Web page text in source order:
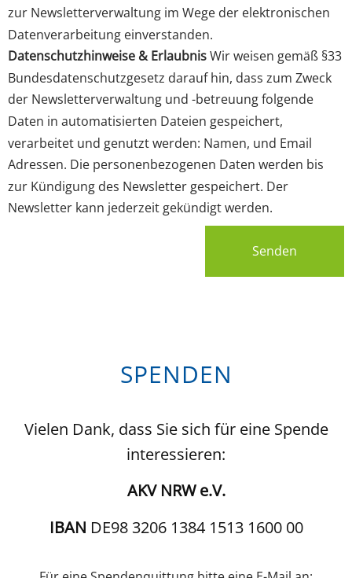
zur Newsletterverwaltung im Wege der elektronischen
Datenverarbeitung einverstanden.
Datenschutzhinweise & ErlaubnisWir weisen gemäß §33
Bundesdatenschutzgesetz darauf hin, dass zum Zweck
der Newsletterverwaltung und -betreuung folgende
Daten in automatisierten Dateien gespeichert,
verarbeitet und genutzt werden: Namen, und Email
Adressen. Die personenbezogenen Daten werden bis
zur Kündigung des Newsletter gespeichert. Der
Newsletter kann jederzeit gekündigt werden.
Senden
SPENDEN
Vielen Dank, dass Sie sich für eine Spende
interessieren:
AKV NRW e.V.
IBAN DE98 3206 1384 1513 1600 00